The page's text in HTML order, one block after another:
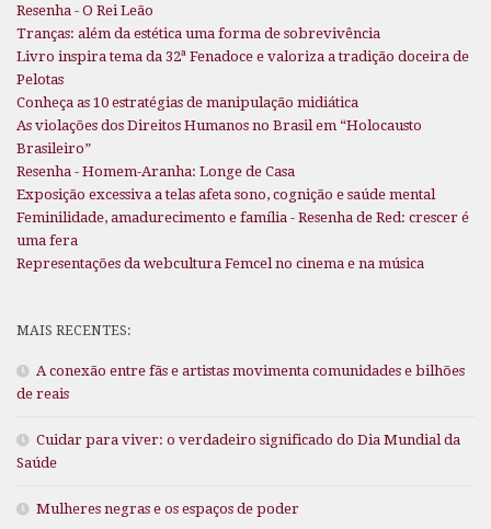
Resenha - O Rei Leão
Tranças: além da estética uma forma de sobrevivência
Livro inspira tema da 32ª Fenadoce e valoriza a tradição doceira de
Pelotas
Conheça as 10 estratégias de manipulação midiática
As violações dos Direitos Humanos no Brasil em “Holocausto
Brasileiro”
Resenha - Homem-Aranha: Longe de Casa
Exposição excessiva a telas afeta sono, cognição e saúde mental
Feminilidade, amadurecimento e família - Resenha de Red: crescer é
uma fera
Representações da webcultura Femcel no cinema e na música
MAIS RECENTES:
A conexão entre fãs e artistas movimenta comunidades e bilhões
de reais
Cuidar para viver: o verdadeiro significado do Dia Mundial da
Saúde
Mulheres negras e os espaços de poder